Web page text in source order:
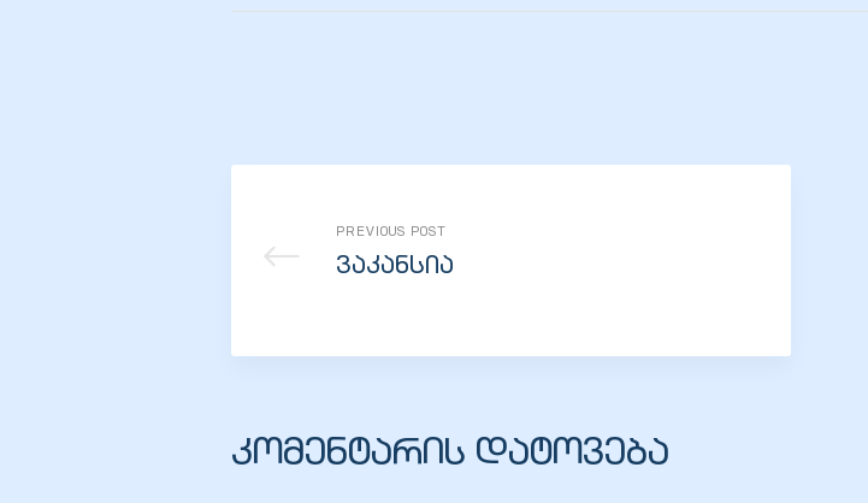
PREVIOUS POST
ვაკანსია
კომენტარის დატოვება